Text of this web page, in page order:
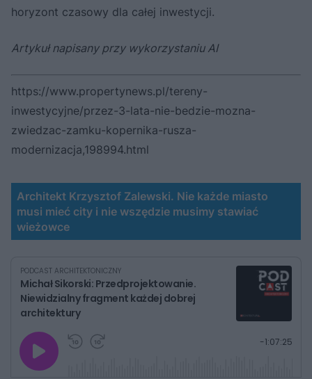
horyzont czasowy dla całej inwestycji.
Artykuł napisany przy wykorzystaniu AI
https://www.propertynews.pl/tereny-
inwestycyjne/przez-3-lata-nie-bedzie-mozna-
zwiedzac-zamku-kopernika-rusza-
modernizacja,198994.html
Architekt Krzysztof Zalewski. Nie każde miasto
musi mieć city i nie wszędzie musimy stawiać
wieżowce
PODCAST ARCHITEKTONICZNY
Michał Sikorski: Przedprojektowanie.
Niewidzialny fragment każdej dobrej
architektury
P
-1:07:25